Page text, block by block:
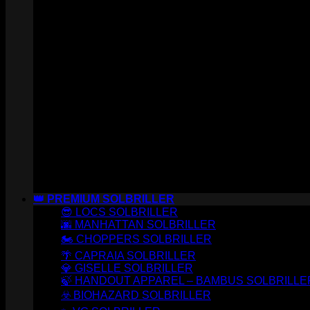
👑 PREMIUM SOLBRILLER
😎 LOCS SOLBRILLER
🌆 MANHATTAN SOLBRILLER
🏍️ CHOPPERS SOLBRILLER
🌴 CAPRAIA SOLBRILLER
💎 GISELLE SOLBRILLER
🍃 HANDOUT APPAREL – BAMBUS
☣️ BIOHAZARD SOLBRILLER